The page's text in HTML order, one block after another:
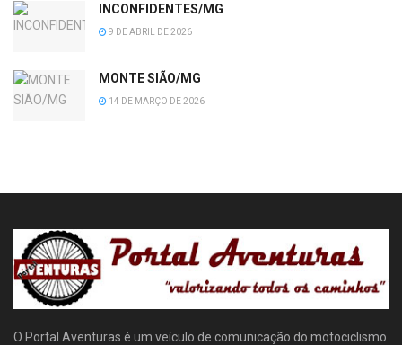
INCONFIDENTES/MG
9 DE ABRIL DE 2026
MONTE SIÃO/MG
14 DE MARÇO DE 2026
O Portal Aventuras é um veículo de comunicação do motociclismo